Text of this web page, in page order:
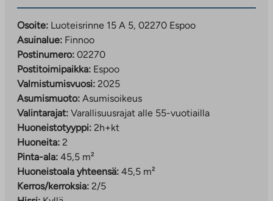
Osoite: Luoteisrinne 15 A 5, 02270 Espoo
Asuinalue: Finnoo
Postinumero: 02270
Postitoimipaikka: Espoo
Valmistumisvuosi: 2025
Asumismuoto: Asumisoikeus
Valintarajat: Varallisuusrajat alle 55-vuotiailla
Huoneistotyyppi: 2h+kt
Huoneita: 2
Pinta-ala: 45,5 m²
Huoneistoala yhteensä: 45,5 m²
Kerros/kerroksia: 2/5